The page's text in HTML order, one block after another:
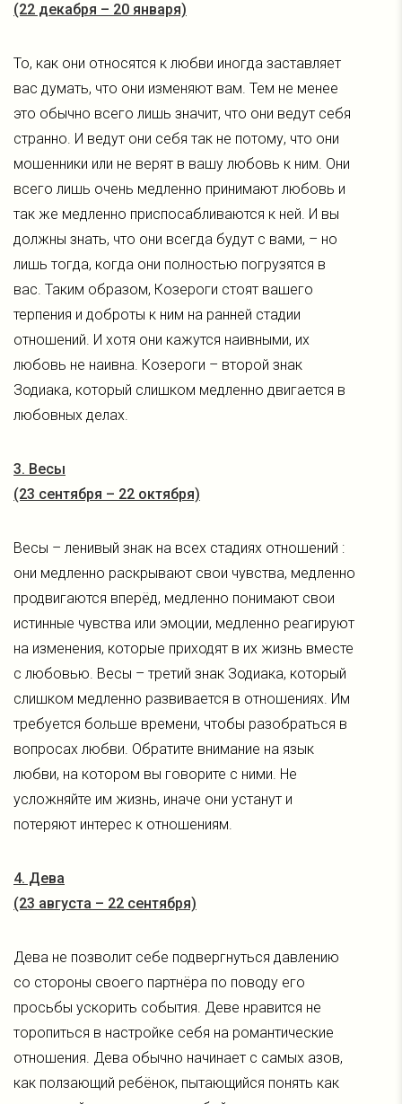
(22 декабря – 20 января)
То, как они относятся к любви иногда заставляет
вас думать, что они изменяют вам. Тем не менее
это обычно всего лишь значит, что они ведут себя
странно. И ведут они себя так не потому, что они
мошенники или не верят в вашу любовь к ним. Они
всего лишь очень медленно принимают любовь и
так же медленно приспосабливаются к ней. И вы
должны знать, что они всегда будут с вами, – но
лишь тогда, когда они полностью погрузятся в
вас. Таким образом, Козероги стоят вашего
терпения и доброты к ним на ранней стадии
отношений. И хотя они кажутся наивными, их
любовь не наивна. Козероги – второй знак
Зодиака, который слишком медленно двигается в
любовных делах.
3. Весы
(23 сентября – 22 октября)
Весы – ленивый знак на всех стадиях отношений :
они медленно раскрывают свои чувства, медленно
продвигаются вперёд, медленно понимают свои
истинные чувства или эмоции, медленно реагируют
на изменения, которые приходят в их жизнь вместе
с любовью. Весы – третий знак Зодиака, который
слишком медленно развивается в отношениях. Им
требуется больше времени, чтобы разобраться в
вопросах любви. Обратите внимание на язык
любви, на котором вы говорите с ними. Не
усложняйте им жизнь, иначе они устанут и
потеряют интерес к отношениям.
4. Дева
(23 августа – 22 сентября)
Дева не позволит себе подвергнуться давлению
со стороны своего партнёра по поводу его
просьбы ускорить события. Деве нравится не
торопиться в настройке себя на романтические
отношения. Дева обычно начинает с самых азов,
как ползающий ребёнок, пытающийся понять как